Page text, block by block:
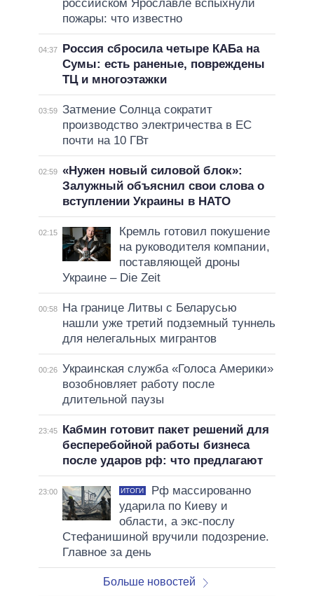
российском Ярославле вспыхнули
пожары: что известно
04:37
Россия сбросила четыре КАБа на
Сумы: есть раненые, повреждены
ТЦ и многоэтажки
03:59 Затмение Солнца сократит
производство электричества в ЕС
почти на 10 ГВт
02:59 «Нужен новый силовой блок»:
Залужный объяснил свои слова о
вступлении Украины в НАТО
02:15
Кремль готовил покушение
на руководителя компании,
поставляющей дроны
Украине – Die Zeit
00:58
На границе Литвы с Беларусью
нашли уже третий подземный туннель
для нелегальных мигрантов
00:26 Украинская служба «Голоса Америки»
возобновляет работу после
длительной паузы
23:45
Кабмин готовит пакет решений для
бесперебойной работы бизнеса
после ударов рф: что предлагают
23:00 ИТОГИ
Рф массированно
ударила по Киеву и
области, а экс-послу
Стефанишиной вручили подозрение.
Главное за день
Больше новостей